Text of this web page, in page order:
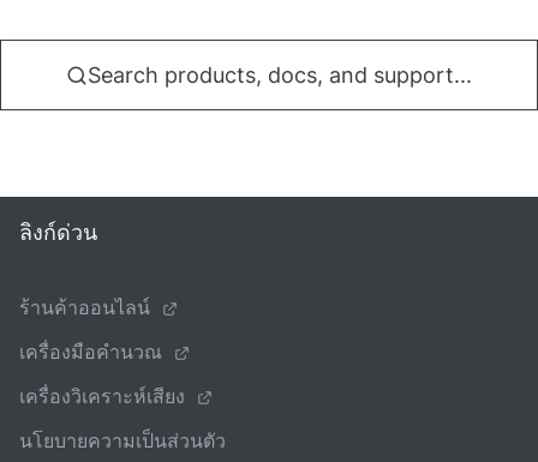
Search products, docs, and support...
ลิงก์ด่วน
ร้านค้าออนไลน์
เครื่องมือคํานวณ
เครื่องวิเคราะห์เสียง
นโยบายความเป็นส่วนตัว